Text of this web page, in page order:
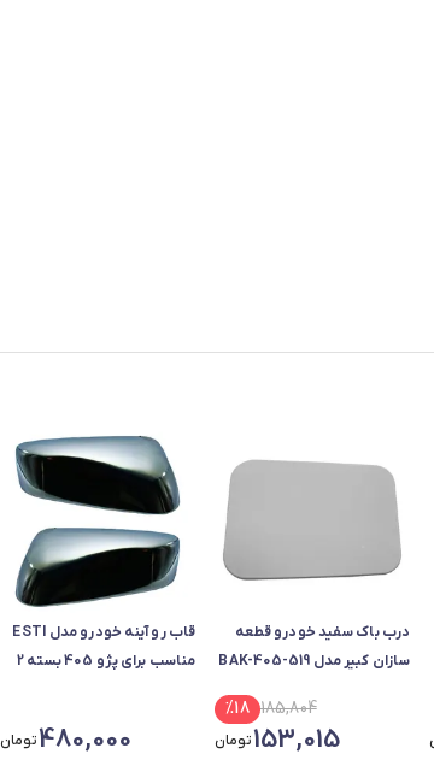
درب باک سفید خودرو قطعه
سازان کبیر مدل BAK-405-519
185,804
%18
153,015تومان
قاب رو آینه خودرو مدل ESTI
مناسب برای پژو 405 بسته 2
480,000تومان